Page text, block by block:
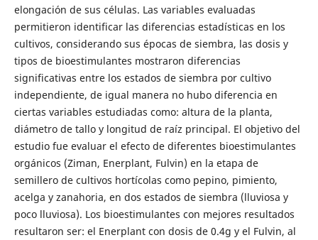
elongación de sus células. Las variables evaluadas
permitieron identificar las diferencias estadísticas en los
cultivos, considerando sus épocas de siembra, las dosis y
tipos de bioestimulantes mostraron diferencias
significativas entre los estados de siembra por cultivo
independiente, de igual manera no hubo diferencia en
ciertas variables estudiadas como: altura de la planta,
diámetro de tallo y longitud de raíz principal. El objetivo del
estudio fue evaluar el efecto de diferentes bioestimulantes
orgánicos (Ziman, Enerplant, Fulvin) en la etapa de
semillero de cultivos hortícolas como pepino, pimiento,
acelga y zanahoria, en dos estados de siembra (lluviosa y
poco lluviosa). Los bioestimulantes con mejores resultados
resultaron ser: el Enerplant con dosis de 0.4g y el Fulvin, al